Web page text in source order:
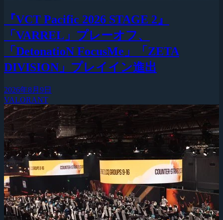
『VCT Pacific 2026 STAGE 2』
「VARREL」プレーオフ、
「DetonatioN FocusMe」「ZETA
DIVISION」プレイイン進出
2026年8月9日
VALORANT